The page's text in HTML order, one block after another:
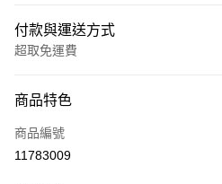
付款與運送方式
超取免運費
信用卡一次付款
LINE Pay
商品特色
商品編號
11783009